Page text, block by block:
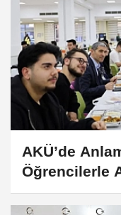
AKÜ’de
Öğrencilerle